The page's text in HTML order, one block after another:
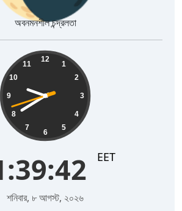
অবনমনশীল চন্দ্রলতা
12
1
2
3
4
5
6
7
8
9
10
11
EET
শনিবার, ৮ আগস্ট, ২০২৬